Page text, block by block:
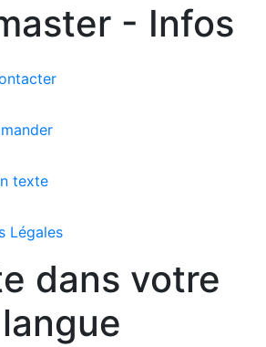
- Infos
texte
Légales
dans votre
langue